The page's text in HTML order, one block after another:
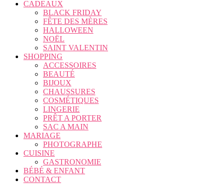
CADEAUX
BLACK FRIDAY
FÊTE DES MÈRES
HALLOWEEN
NOËL
SAINT VALENTIN
SHOPPING
ACCESSOIRES
BEAUTÉ
BIJOUX
CHAUSSURES
COSMÉTIQUES
LINGERIE
PRÊT A PORTER
SAC A MAIN
MARIAGE
PHOTOGRAPHE
CUISINE
GASTRONOMIE
BÉBÉ & ENFANT
CONTACT